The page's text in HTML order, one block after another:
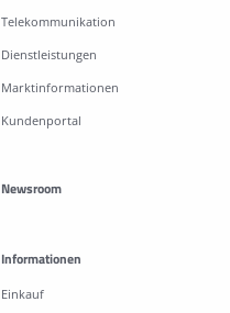
Telekommunikation
Dienstleistungen
Marktinformationen
Kundenportal
Newsroom
Informationen
Einkauf